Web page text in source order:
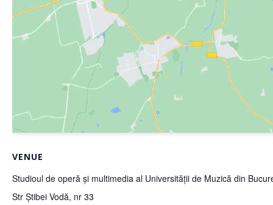
VENUE
Studioul de operă și multimedia al Universității de Muzică din
Str Știbei Vodă, nr 33